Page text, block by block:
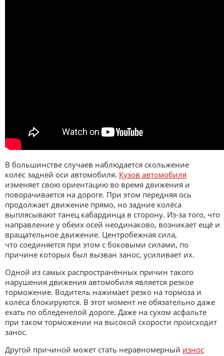
В большинстве случаев наблюдается скольжение
колёс задней оси автомобиля. Кузов автомобиля
изменяет свою ориентацию во время движения и
поворачивается на дороге. При этом передняя ось
продолжает движение прямо, но задние колёса
выплясывают танец кабардинца в сторону. Из-за того, что
направление у обеих осей неодинаково, возникает ещё и
вращательное движение. Центробежная сила,
что соединяется при этом с боковыми силами, по
причине которых был вызван занос, усиливает их.
Одной из самых распространённых причин такого
нарушения движения автомобиля является резкое
торможение. Водитель нажимает резко на тормоза и
колёса блокируются. В этот момент не обязательно даже
ехать по обледенелой дороге. Даже на сухом асфальте
при таком торможении на высокой скорости происходит
занос.
Другой причиной может стать неравномерный износ